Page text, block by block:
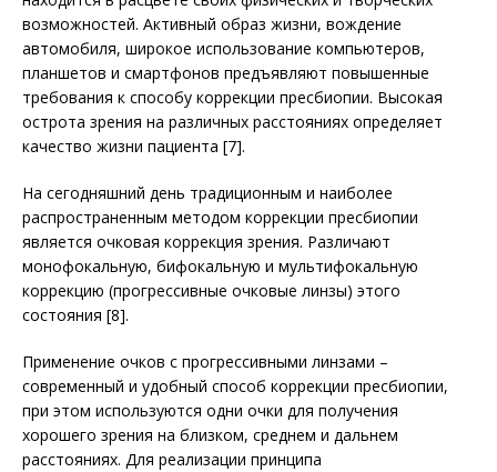
возможностей. Активный образ жизни, вождение
автомобиля, широкое использование компьютеров,
планшетов и смартфонов предъявляют повышенные
требования к способу коррекции пресбиопии. Высокая
острота зрения на различных расстояниях определяет
качество жизни пациента [7].
На сегодняшний день традиционным и наиболее
распространенным методом коррекции пресбиопии
является очковая коррекция зрения. Различают
монофокальную, бифокальную и мультифокальную
коррекцию (прогрессивные очковые линзы) этого
состояния [8].
Применение очков с прогрессивными линзами –
современный и удобный способ коррекции пресбиопии,
при этом используются одни очки для получения
хорошего зрения на близком, среднем и дальнем
расстояниях. Для реализации принципа